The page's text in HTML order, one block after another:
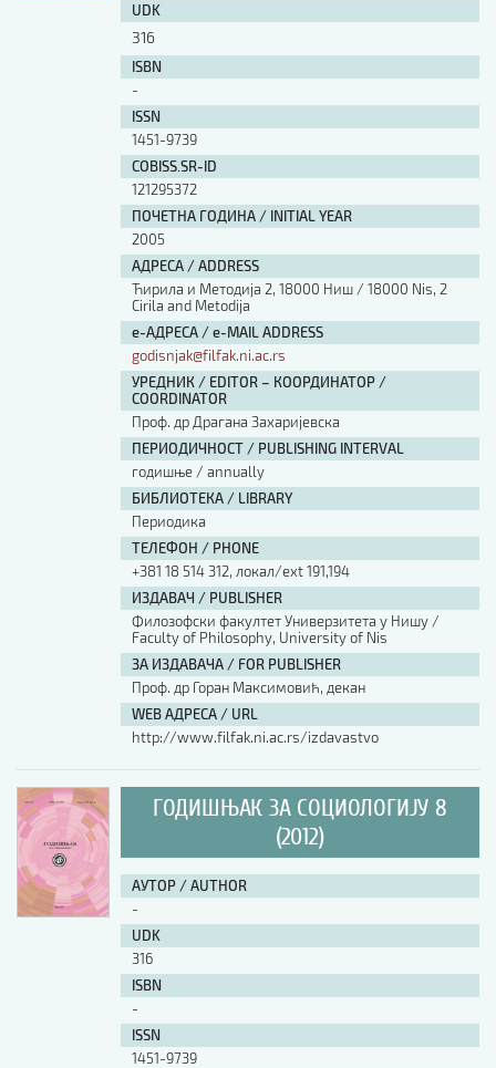
UDK
316
ISBN
-
ISSN
1451-9739
COBISS.SR-ID
121295372
ПОЧЕТНА ГОДИНА / INITIAL YEAR
2005
АДРЕСА / ADDRESS
Ћирила и Методија 2, 18000 Ниш / 18000 Nis, 2
Cirila and Metodija
е-АДРЕСА / e-MAIL ADDRESS
godisnjak@filfak.ni.ac.rs
УРЕДНИК / EDITOR – КООРДИНАТОР /
COORDINATOR
Проф. др Драгана Захаријевска
ПЕРИОДИЧНОСТ / PUBLISHING INTERVAL
годишње / annually
БИБЛИОТЕКА / LIBRARY
Периодика
ТЕЛЕФОН / PHONE
+381 18 514 312, локал/ext 191,194
ИЗДАВАЧ / PUBLISHER
Филозофски факултет Универзитета у Нишу /
Faculty of Philosophy, University of Nis
ЗА ИЗДАВАЧА / FOR PUBLISHER
Проф. др Горан Максимовић, декан
WEB АДРЕСА / URL
http://www.filfak.ni.ac.rs/izdavastvo
ГОДИШЊАК ЗА СОЦИОЛОГИЈУ 8
(2012)
АУТОР / AUTHOR
-
UDK
316
ISBN
-
ISSN
1451-9739